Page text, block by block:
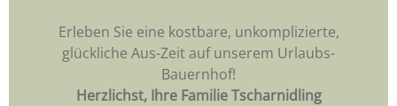
Erleben Sie eine kostbare, unkomplizierte,
glückliche Aus-Zeit auf unserem Urlaubs-
Bauernhof!
Herzlichst, Ihre Familie Tscharnidling